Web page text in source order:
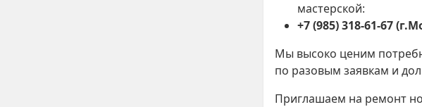
мастерской:
+7 (985) 318-61-67
Мы высоко ценим
по разовым заявкам и
Приглашаем на ремонт